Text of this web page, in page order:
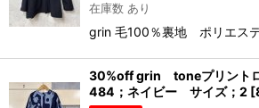
在庫数 あり
grin 毛100％裏地 ポリエス
30%off grin toneプリント
484；ネイビー サイズ；2 [